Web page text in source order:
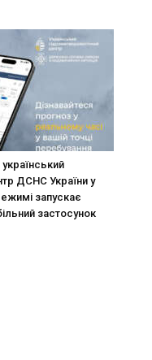
ДСНС України у
запускає
застосунок